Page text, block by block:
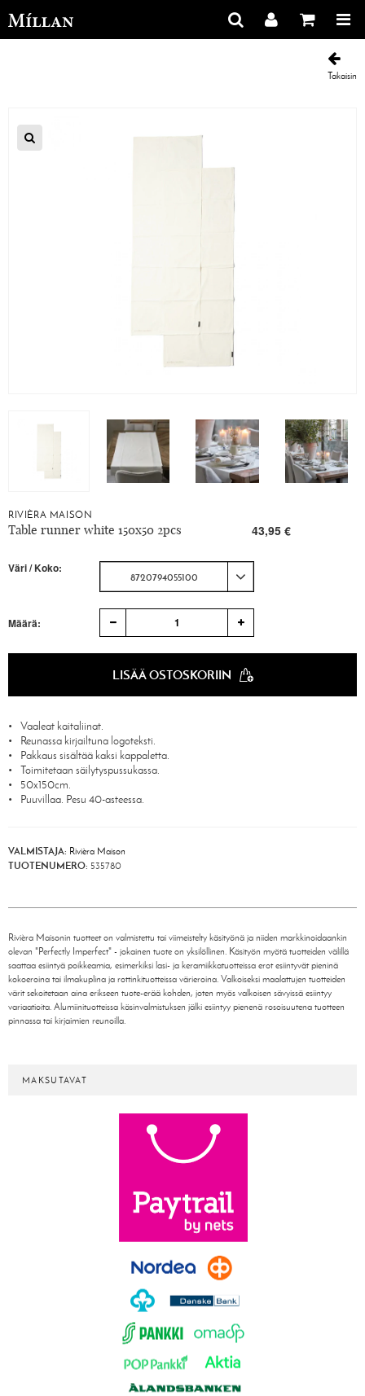
Takaisin
RIVIÈRA MAISON
Table runner white 150x50 2pcs 43,95 €
Väri / Koko:
8720794055100
Määrä: 1
LISÄÄ OSTOSKORIIN
Vaaleat kaitaliinat.
Reunassa kirjailtuna logoteksti.
Pakkaus sisältää kaksi kappaletta.
Toimitetaan säilytyspussukassa.
50x150cm.
Puuvillaa. Pesu 40-asteessa.
VALMISTAJA: Rivièra Maison
TUOTENUMERO: 535780
Rivièra Maisonin tuotteet on valmistettu tai viimeistelty käsityönä ja niiden markkinoidaankin
olevan "Perfectly Imperfect" - jokainen tuote on yksilöllinen. Käsityön myötä tuotteiden välillä
saattaa esiintyä poikkeamia, esimerkiksi lasi- ja keramiikkatuotteissa erot esiintyvät pieninä
kokoeroina tai ilmakuplina ja rottinkituotteissa värieroina. Valkoiseksi maalattujen tuotteiden
värit sekoitetaan aina erikseen tuote-erää kohden, joten myös valkoisen sävyissä esiintyy
variaatioita. Alumiinituotteissa käsinvalmistuksen jälki esiintyy pienenä rosoisuutena tuotteen
pinnassa tai kirjaimien reunoilla.
MAKSUTAVAT